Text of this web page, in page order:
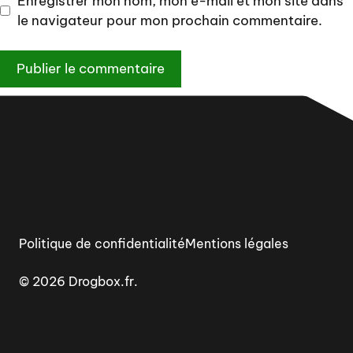
le navigateur pour mon prochain commentaire.
© 2026 Drogbox.fr.
Politique de confidentialitéMentions légales